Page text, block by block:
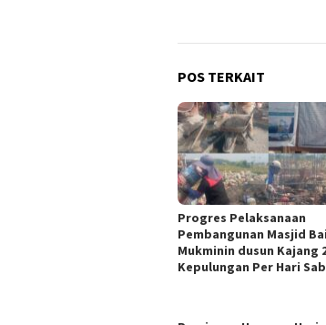
POS TERKAIT
Progres Pelaksanaan
Pembangunan Masjid
Mukminin dusun Kajang
Kepulungan Per Hari